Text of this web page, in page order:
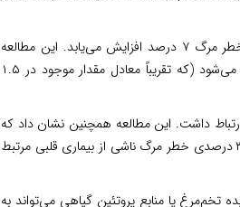
به طور خاص، به ازای هر نصفه تخم‌مرغ کامل اضافی که در روز مصرف می‌شود، خطر مرگ ۷ درصد افزایش می‌یابد. این مطالعه
همچنین نشان داد که به ازای هر ۳۰۰ میلی‌گرم کلسترول اضافی که روزانه مصرف می‌شود (که تقریباً معادل مقدار موجود در ۱.۵
داشت. این مطالعه همچنین نشان داد که
جایگزینی نیم تخم‌مرغ کامل با مقدار معادل سفیده تخم‌مرغ یا جایگزین‌ها با کاهش ۳ درصدی خطر مرگ ناشی از بیماری قلبی مرتبط
تخم‌مرغ یا منابع پروتئین گیاهی می‌تواند به